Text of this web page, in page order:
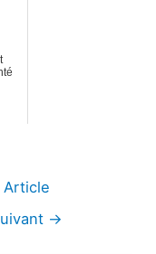
Article
→